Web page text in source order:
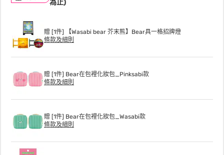
為止)
贈 [1件] 【Wasabi bear 芥末熊】Bear具一格招牌燈
條款及細則
贈 [1件] Bear在包裡化妝包_Pinksabi款
條款及細則
贈 [1件] Bear在包裡化妝包_Wasabi款
條款及細則